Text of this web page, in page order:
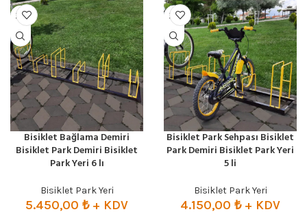
Bisiklet Bağlama Demiri
Bisiklet Park Demiri Bisiklet
Park Yeri 6 lı
Bisiklet Park Yeri
5.450,00 ₺ + KDV
Bisiklet Park Sehpası Bisiklet
Park Demiri Bisiklet Park Yeri
5 li
Bisiklet Park Yeri
4.150,00 ₺ + KDV